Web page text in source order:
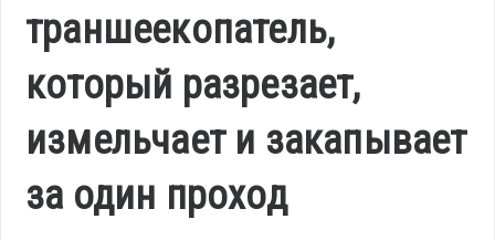
траншеекопатель,
который разрезает,
измельчает и закапывает
за один проход